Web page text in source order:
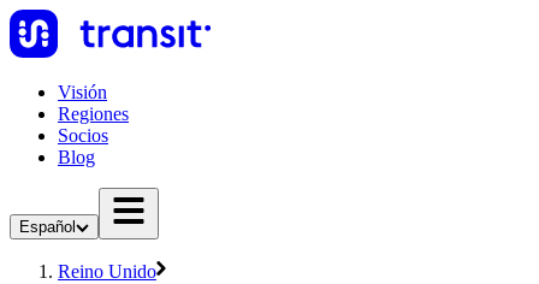
Visión
Regiones
Socios
Blog
Español
Reino Unido